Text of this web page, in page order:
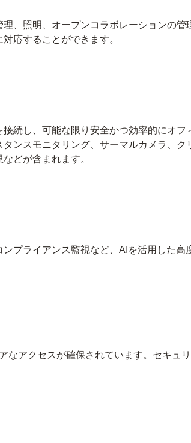
、照明、オープンコラボレーションの
応することができます。
続し、可能な限り安全かつ効率的にオ
ンスモニタリング、サーマルカメラ、
どが含まれます。
プライアンス監視など、AIを活用した
なアクセスが確保されています。セキュ